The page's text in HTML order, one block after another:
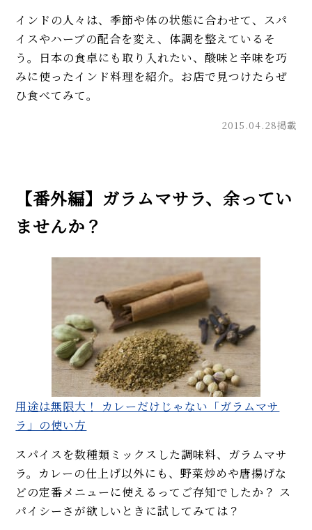
インドの人々は、季節や体の状態に合わせて、スパ
イスやハーブの配合を変え、体調を整えているそ
う。日本の食卓にも取り入れたい、酸味と辛味を巧
みに使ったインド料理を紹介。お店で見つけたらぜ
ひ食べてみて。
2015.04.28掲載
【番外編】ガラムマサラ、余ってい
ませんか？
用途は無限大！ カレーだけじゃない「ガラムマサ
ラ」の使い方
スパイスを数種類ミックスした調味料、ガラムマサ
ラ。カレーの仕上げ以外にも、野菜炒めや唐揚げな
どの定番メニューに使えるってご存知でしたか？ ス
パイシーさが欲しいときに試してみては？